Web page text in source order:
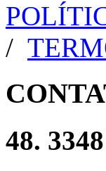
/
48.